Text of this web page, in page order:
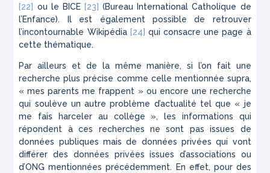
[22] ou le BICE [23] (Bureau International Catholique de
l’Enfance). Il est également possible de retrouver
l’incontournable Wikipédia [24] qui consacre une page à
cette thématique.
Par ailleurs et de la même manière, si l’on fait une
recherche plus précise comme celle mentionnée supra,
« mes parents me frappent » ou encore une recherche
qui soulève un autre problème d’actualité tel que « je
me fais harceler au collège », les informations qui
répondent à ces recherches ne sont pas issues de
données publiques mais de données privées qui vont
différer des données privées issues d’associations ou
d’ONG mentionnées précédemment. En effet, pour des